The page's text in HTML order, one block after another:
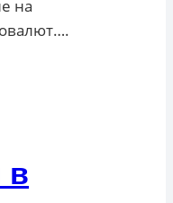
на
в